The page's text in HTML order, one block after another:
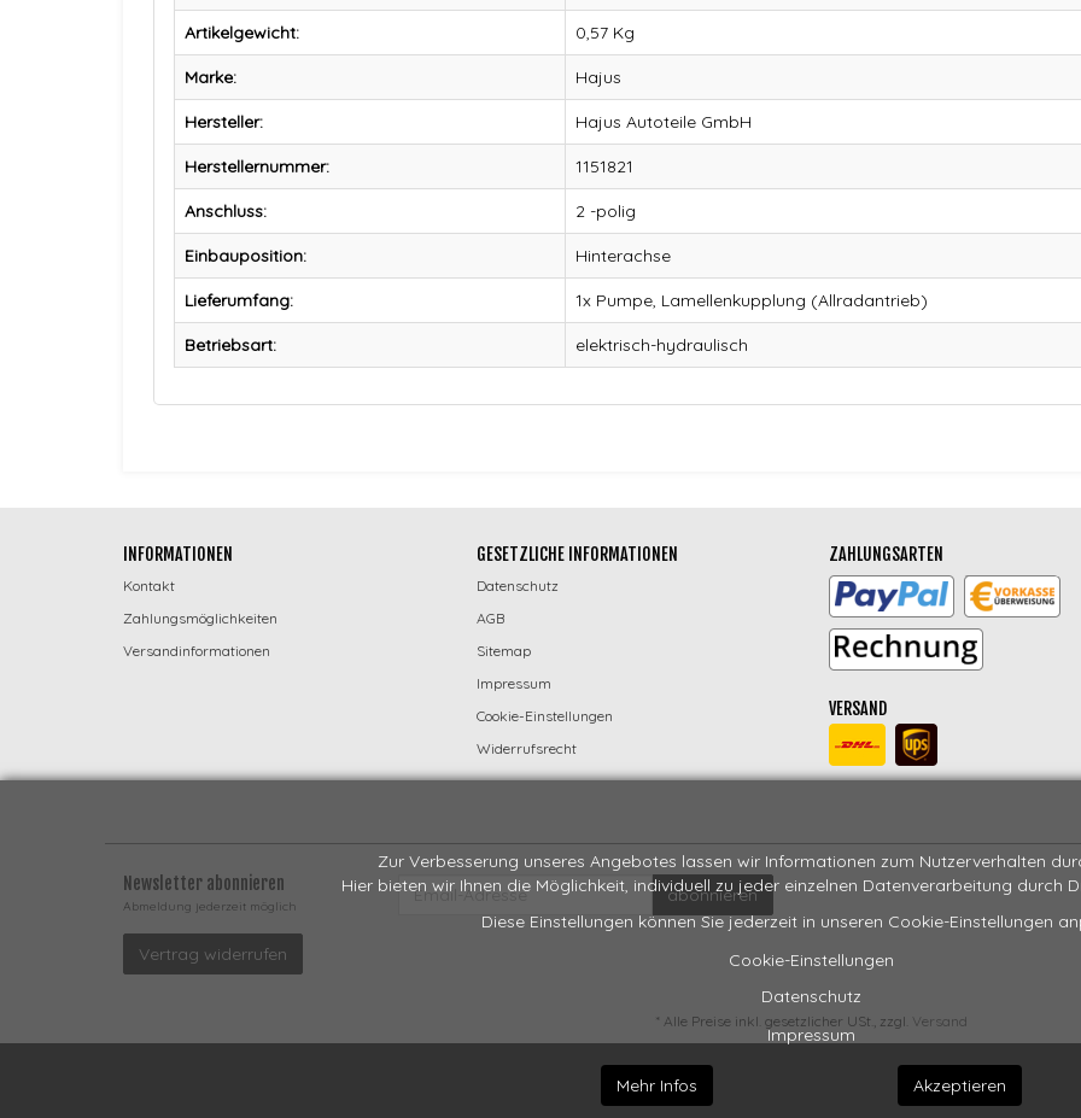
Zur Verbesserung unseres Angebotes lassen wir Informationen zum Nutzerverhalten
Hier bieten wir Ihnen die Möglichkeit, individuell zu jeder einzelnen Datenverarbeitung durch
Diese Einstellungen können Sie jederzeit in unseren Cookie-Einstellungen
Cookie-Einstellungen
Datenschutz
Impressum
Mehr Infos Akzeptieren
Artikelgewicht: 0,57 Kg
Marke: Hajus
Hersteller: Hajus Autoteile GmbH
Herstellernummer: 1151821
Anschluss: 2 -polig
Einbauposition: Hinterachse
Lieferumfang: 1x Pumpe, Lamellenkupplung (Allradantrieb)
Betriebsart: elektrisch-hydraulisch
INFORMATIONEN
Kontakt
Zahlungsmöglichkeiten
Versandinformationen
GESETZLICHE INFORMATIONEN
Datenschutz
AGB
Sitemap
Impressum
Cookie-Einstellungen
Widerrufsrecht
ZAHLUNGSARTEN
VERSAND
Newsletter abonnieren
Abmeldung jederzeit möglich
EMAIL-
abonnieren
Vertrag widerrufen
* Alle Preise inkl. gesetzlicher USt., zzgl. Versand